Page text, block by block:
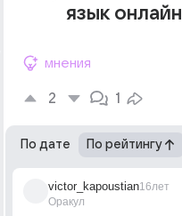
язык
мнения
2 1
По дате По рейтингу
victor_kapoustian
Оракул
16лет